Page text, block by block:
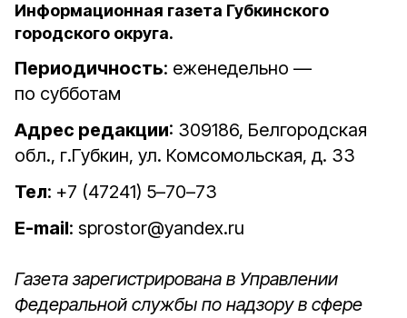
Информационная газета Губкинского
городского округа.
Периодичность: еженедельно —
по субботам
Адрес редакции: 309186, Белгородская
обл., г.Губкин, ул. Комсомольская, д. 33
Тел: +7 (47241) 5–70–73
E-mail: sprostor@yandex.ru
Газета зарегистрирована в Управлении
Федеральной службы по надзору в сфере